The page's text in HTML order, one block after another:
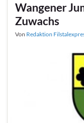
Wangener
Zuwachs
Von Redaktion